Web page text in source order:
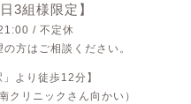
3組様限定】
/ 不定休
方はご相談ください。
より徒歩12分】
リニックさん向かい）